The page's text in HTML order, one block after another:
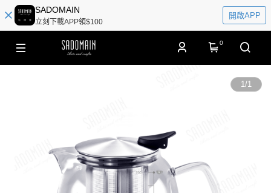
SADOMAIN
立刻下載APP領$100
開啟APP
0
1/1